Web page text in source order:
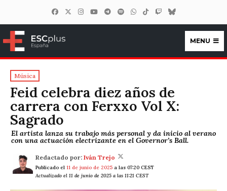
ESCplus España
MENU
Música
Feid celebra diez años de
carrera con Ferxxo Vol X:
Sagrado
El artista lanza su trabajo más personal y da inicio al verano
con una actuación electrizante en el Governor’s Ball.
Redactado por: Iván Trejo
Publicado el 11 de junio de 2025 a las 07:20 CEST
Actualizado el 11 de junio de 2025 a las 11:21 CEST